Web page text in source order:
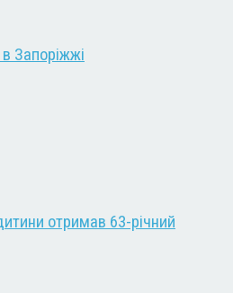
Запоріжжі
отримав 63-річний